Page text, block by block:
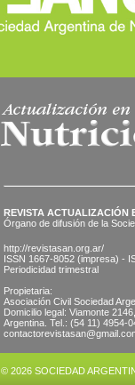
REVISTA ACTUALIZACIÓN
Órgano de difusión de la
http://revistasan.org.ar/
ISSN 1667-8052 (impresa) -
Periodicidad trimestral
Propietaria:
Asociación Civil Sociedad
Domicilio legal: Viamonte
Argentina. Tel.: (54 11) 4954-
© 2026 SOCIEDAD